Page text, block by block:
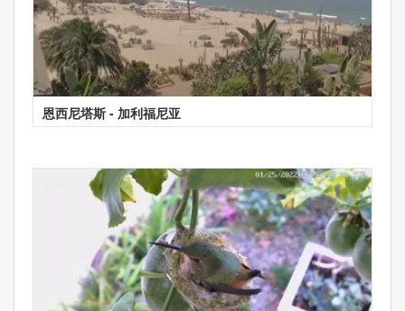
恩西尼塔斯 - 加利福尼亚